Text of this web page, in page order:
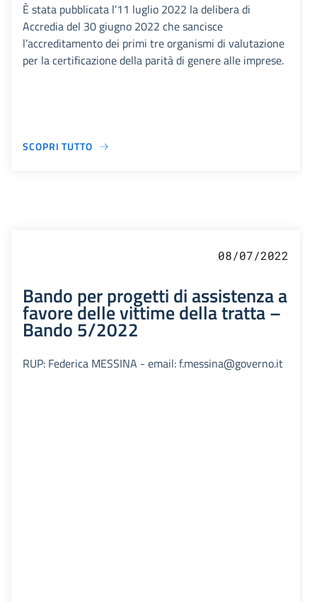
È stata pubblicata l’11 luglio 2022 la delibera di
Accredia del 30 giugno 2022 che sancisce
l’accreditamento dei primi tre organismi di valutazione
per la certificazione della parità di genere alle imprese.
SCOPRI TUTTO
08/07/2022
Bando per progetti di assistenza a
favore delle vittime della tratta –
Bando 5/2022
RUP: Federica MESSINA - email: f.messina@governo.it